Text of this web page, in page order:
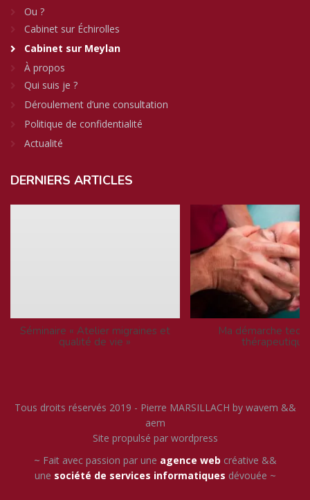
Ou ?
Cabinet sur Échirolles
Cabinet sur Meylan
À propos
Qui suis je ?
Déroulement d’une consultation
Politique de confidentialité
Actualité
DERNIERS ARTICLES
Séminaire « Atelier migraines et
qualité de vie »
Ma démarche
thérapeutique
Tous droits réservés 2019 - Pierre MARSILLACH by wavem &&
aem
Site propulsé par wordpress
~ Fait avec passion par une agence web créative &&
une société de services informatiques dévouée ~